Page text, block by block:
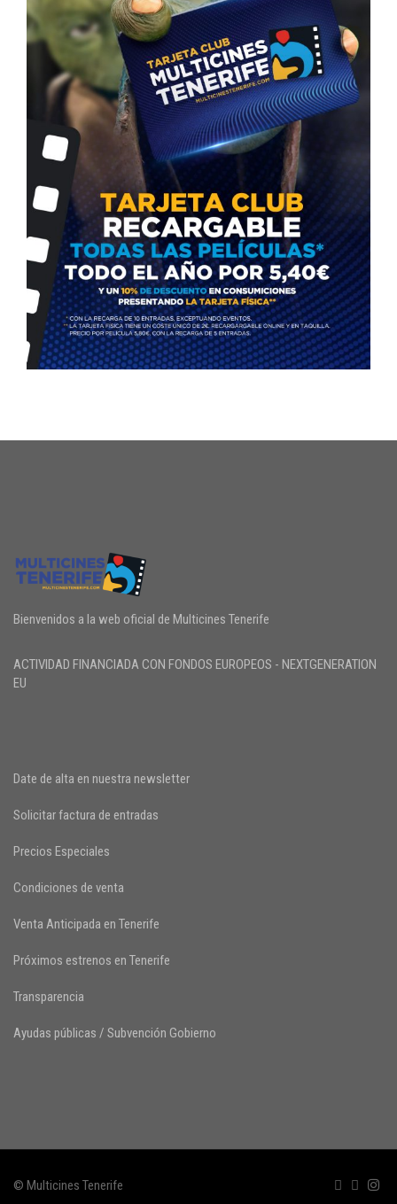
Bienvenidos a la web oficial de Multicines Tenerife
ACTIVIDAD FINANCIADA CON FONDOS EUROPEOS - NEXTGENERATION
EU
Date de alta en nuestra newsletter
Solicitar factura de entradas
Precios Especiales
Condiciones de venta
Venta Anticipada en Tenerife
Próximos estrenos en Tenerife
Transparencia
Ayudas públicas / Subvención Gobierno
© Multicines Tenerife